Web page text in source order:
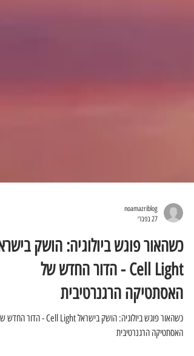
כשהאור פוגש ביולוגיה: הושק
Cell Light - הדור החדש של
האסתטיקה הרגנרטיבית